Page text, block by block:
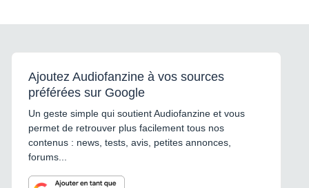
Ajoutez Audiofanzine à vos sources
préférées sur Google
Un geste simple qui soutient Audiofanzine et vous
permet de retrouver plus facilement tous nos
contenus : news, tests, avis, petites annonces,
forums...